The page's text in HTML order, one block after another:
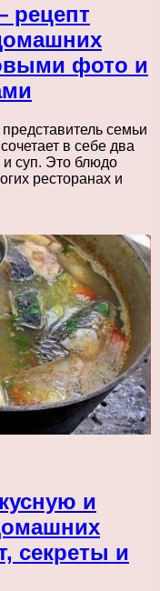
рецепт
фото и
семьи
в себе два
и суп. Это блюдо
ресторанах и
и
секреты и